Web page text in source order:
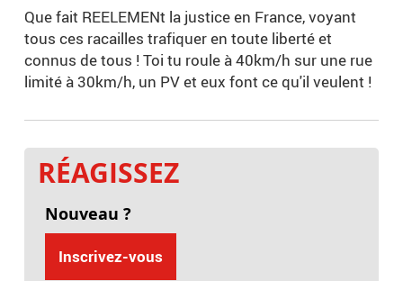
Que fait REELEMENt la justice en France, voyant
tous ces racailles trafiquer en toute liberté et
connus de tous ! Toi tu roule à 40km/h sur une rue
limité à 30km/h, un PV et eux font ce qu'il veulent !
RÉAGISSEZ
Nouveau ?
Inscrivez-vous